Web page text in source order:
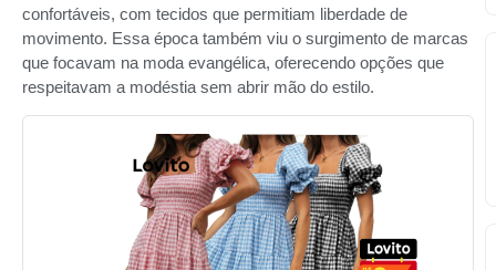
confortáveis, com tecidos que permitiam liberdade de
movimento. Essa época também viu o surgimento de marcas
que focavam na moda evangélica, oferecendo opções que
respeitavam a modéstia sem abrir mão do estilo.